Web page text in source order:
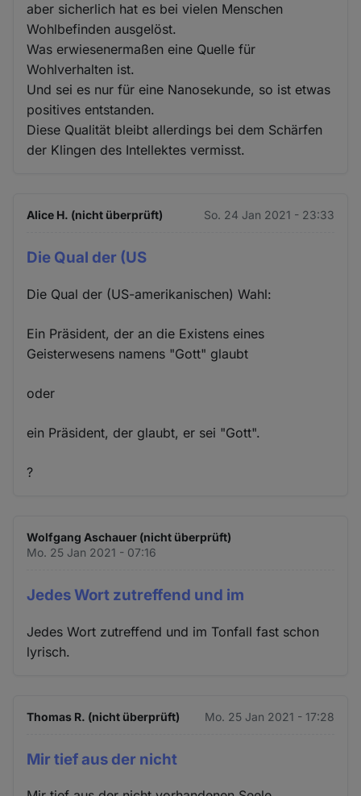
aber sicherlich hat es bei vielen Menschen
Wohlbefinden ausgelöst.
Was erwiesenermaßen eine Quelle für
Wohlverhalten ist.
Und sei es nur für eine Nanosekunde, so ist etwas
positives entstanden.
Diese Qualität bleibt allerdings bei dem Schärfen
der Klingen des Intellektes vermisst.
Alice H. (nicht überprüft) So. 24 Jan 2021 - 23:33
Die Qual der (US
Die Qual der (US-amerikanischen) Wahl:
Ein Präsident, der an die Existens eines
Geisterwesens namens "Gott" glaubt
oder
ein Präsident, der glaubt, er sei "Gott".
?
Wolfgang Aschauer (nicht überprüft)
Mo. 25 Jan 2021 - 07:16
Jedes Wort zutreffend und im
Jedes Wort zutreffend und im Tonfall fast schon
lyrisch.
Thomas R. (nicht überprüft) Mo. 25 Jan 2021 - 17:28
Mir tief aus der nicht